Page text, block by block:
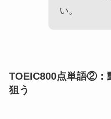
い。
TOEIC800点単語②：
狙う